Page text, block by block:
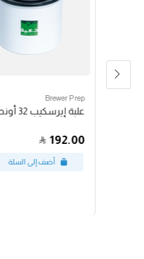
Brewer Prep
علبة إيرسكيب 32 أونص
192.00